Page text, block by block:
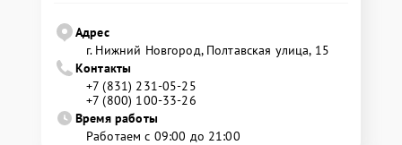
Адрес
г. Нижний Новгород, Полтавская улица, 15
Контакты
+7 (831) 231-05-25
+7 (800) 100-33-26
Время работы
Работаем с 09:00 до 21:00